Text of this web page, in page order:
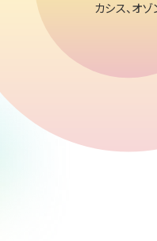
カシス、オゾ